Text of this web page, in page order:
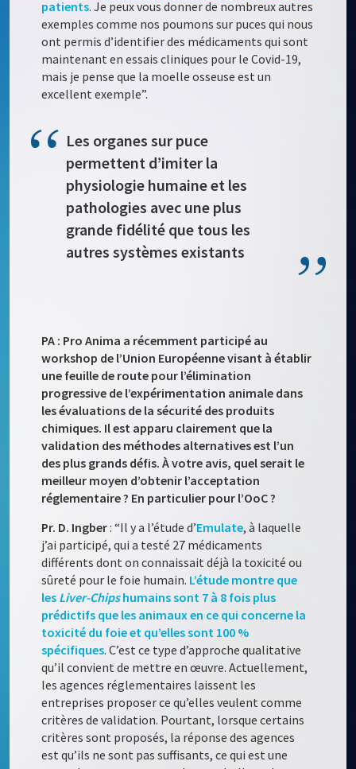
patients. Je peux vous donner de nombreux autres
exemples comme nos poumons sur puces qui nous
ont permis d’identifier des médicaments qui sont
maintenant en essais cliniques pour le Covid-19,
mais je pense que la moelle osseuse est un
excellent exemple”.
Les organes sur puce
permettent d’imiter la
physiologie humaine et les
pathologies avec une plus
grande fidélité que tous les
autres systèmes existants
PA : Pro Anima a récemment participé au
workshop de l’Union Européenne visant à établir
une feuille de route pour l’élimination
progressive de l’expérimentation animale dans
les évaluations de la sécurité des produits
chimiques. Il est apparu clairement que la
validation des méthodes alternatives est l’un
des plus grands défis. À votre avis, quel serait le
meilleur moyen d’obtenir l’acceptation
réglementaire ? En particulier pour l’OoC ?
Pr. D. Ingber: “Il y a l’étude d’Emulate, à laquelle
j’ai participé, qui a testé 27 médicaments
différents dont on connaissait déjà la toxicité ou
sûreté pour le foie humain. L’étude montre que
les Liver-Chipshumains sont 7 à 8 fois plus
prédictifs que les animaux en ce qui concerne la
toxicité du foie et qu’elles sont 100 %
spécifiques. C’est ce type d’approche qualitative
qu’il convient de mettre en œuvre. Actuellement,
les agences réglementaires laissent les
entreprises proposer ce qu’elles veulent comme
critères de validation. Pourtant, lorsque certains
critères sont proposés, la réponse des agences
est qu’ils ne sont pas suffisants, ce qui est une